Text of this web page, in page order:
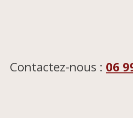
Contactez-nous : 06